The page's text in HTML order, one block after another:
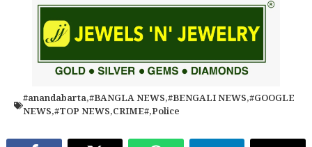
#anandabarta,#BANGLA NEWS,#BENGALI NEWS,#GOOGLE
NEWS,#TOP NEWS,CRIME#,Police